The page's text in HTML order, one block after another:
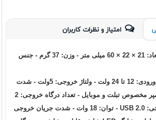
امتیاز و نظرات کاربران
ابعاد: 21 × 22 × 60 میلی متر - وزن: 37 گرم - جنس
ولتاژ ورودی: 12 تا 24 ولت - ولتاژ خروجی: 5ولت - شدت
جریان خروجی: 2.4 آمپر مخصوص تبلت و موبایل - تعداد درگاه خروجی: 2
عدد - نوع درگاه خروجی: USB 2.0 - توان: 18 وات - شدت جریان خروجی